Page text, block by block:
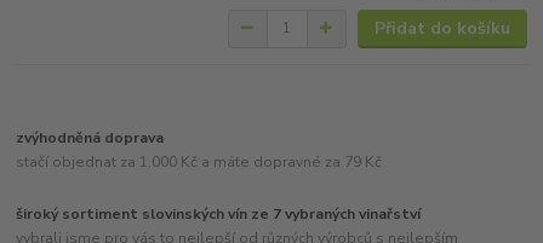
Přidat do košíku
zvýhodněná doprava
stačí objednat za 1.000 Kč a máte dopravné za 79 Kč
široký sortiment slovinských vín ze 7 vybraných vinařství
vybrali jsme pro vás to nejlepší od různých výrobců s nejlepším